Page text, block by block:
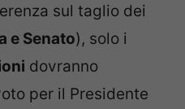
sul taglio dei
e Senato), solo i
dovranno
per il Presidente